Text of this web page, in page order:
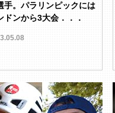
手。パラリンピックには
ドンから3大会．．．